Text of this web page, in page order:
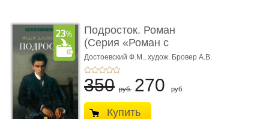
Подросток. Роман
(Серия «Роман с
книгой»)
Достоевский Ф.М., худож. Бровер А.В.
350 руб. 270 руб.
Купить